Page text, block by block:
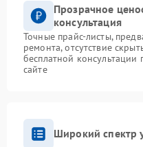
Прозрачное
консультация
Точные прайс-листы,
ремонта, отсутствие
бесплатной
сайте
Широкий спектр